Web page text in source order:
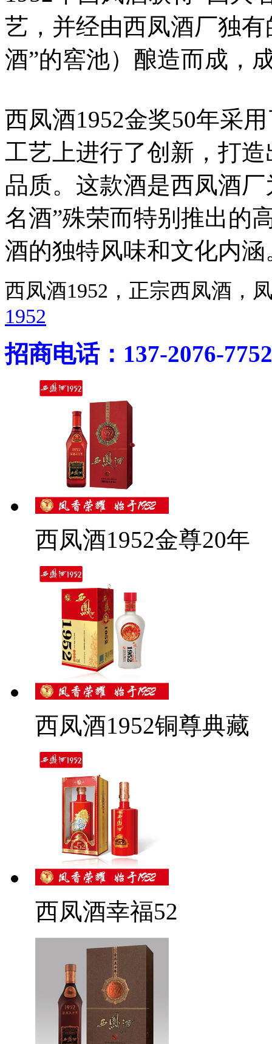
艺，并经由西凤酒厂独
酒”的窖池）酿造而成，
西凤酒1952金奖50年采
工艺上进行了创新，打
品质。这款酒是西凤酒
名酒”殊荣而特别推出的
酒的独特风味和文化内涵
西凤酒1952，正宗西凤酒
1952
招商电话：137-2076-7752
西凤酒1952金尊20年
西凤酒1952铜尊典藏
西凤酒幸福52